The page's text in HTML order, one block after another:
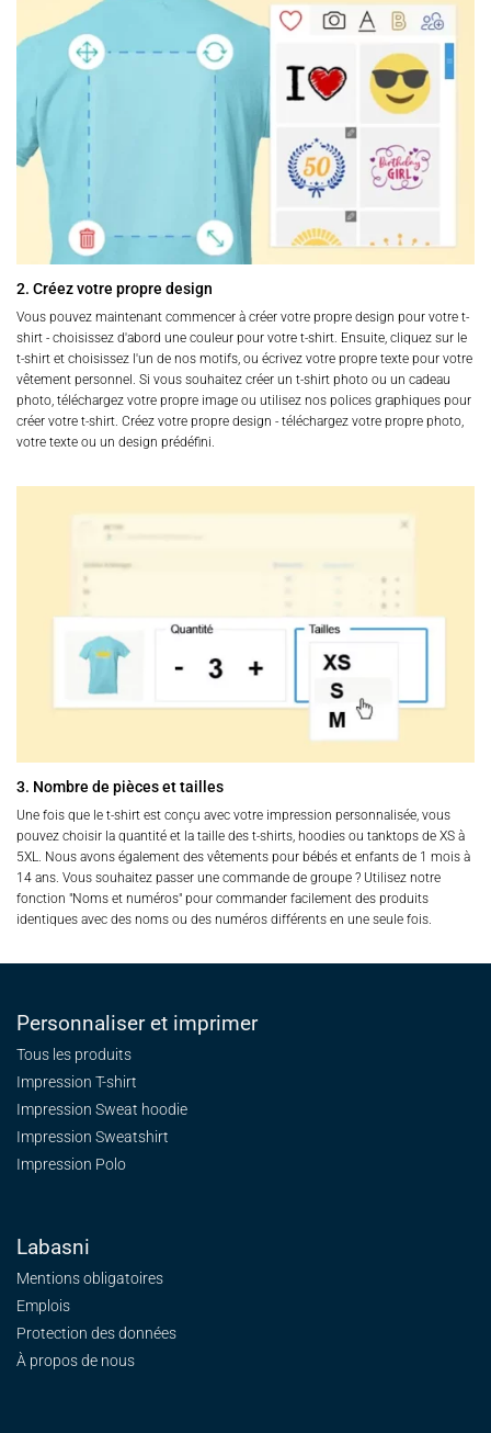
2. Créez votre propre design
Vous pouvez maintenant commencer à créer votre propre design pour votre t-
shirt - choisissez d'abord une couleur pour votre t-shirt. Ensuite, cliquez sur le
t-shirt et choisissez l'un de nos motifs, ou écrivez votre propre texte pour votre
vêtement personnel. Si vous souhaitez créer un t-shirt photo ou un cadeau
photo, téléchargez votre propre image ou utilisez nos polices graphiques pour
créer votre t-shirt. Créez votre propre design - téléchargez votre propre photo,
votre texte ou un design prédéfini.
3. Nombre de pièces et tailles
Une fois que le t-shirt est conçu avec votre impression personnalisée, vous
pouvez choisir la quantité et la taille des t-shirts, hoodies ou tanktops de XS à
5XL. Nous avons également des vêtements pour bébés et enfants de 1 mois à
14 ans. Vous souhaitez passer une commande de groupe ? Utilisez notre
fonction "Noms et numéros" pour commander facilement des produits
identiques avec des noms ou des numéros différents en une seule fois.
Personnaliser et imprimer
Tous les produits
Impression T-shirt
Impression Sweat hoodie
Impression Sweatshirt
Impression Polo
Labasni
Mentions obligatoires
Emplois
Protection des données
À propos de nous